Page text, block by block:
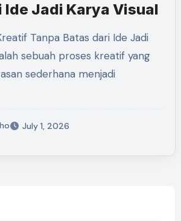
Ide Jadi Karya Visual
sebuah proses kreatif yang
sederhana menjadi
July 1, 2026